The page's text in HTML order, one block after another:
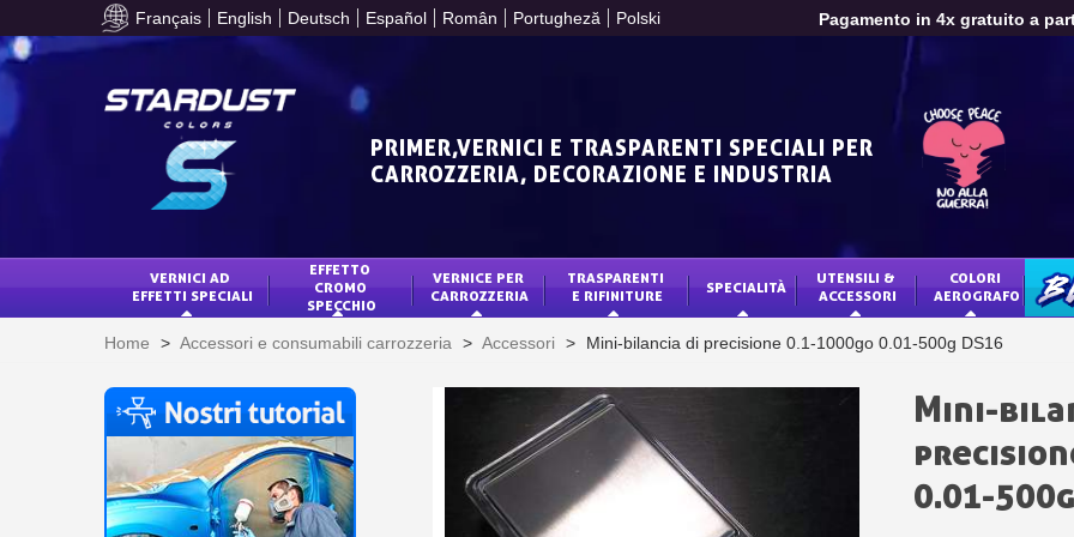
Français English Deutsch Español Român Portugheză Polski
Pagamento in 4x gratuito a
Tuo preventivo
Condividi le tue
Raccogliere punti
Restituzione dei
5€ di sconto
10€ di buono
Iscriviti alla
Consegna
Pagamento in 4x gratuito a
Condividi le tue
Raccogliere punti
Restituzione dei
PRIMER,VERNICI E TRASPARENTI SPECIALI PER
CARROZZERIA, DECORAZIONE E INDUSTRIA
VERNICI AD
EFFETTI SPECIALI
EFFETTO
CROMO
SPECCHIO
VERNICE PER
CARROZZERIA
TRASPARENTI
E RIFINITURE
SPECIALITÀ
UTENSILI &
ACCESSORI
COLORI
AEROGRAFO
Home > Accessori e consumabili carrozzeria > Accessori > Mini-bilancia di precisione 0.1-1000go 0.01-500g DS16
Mini-
0.01-